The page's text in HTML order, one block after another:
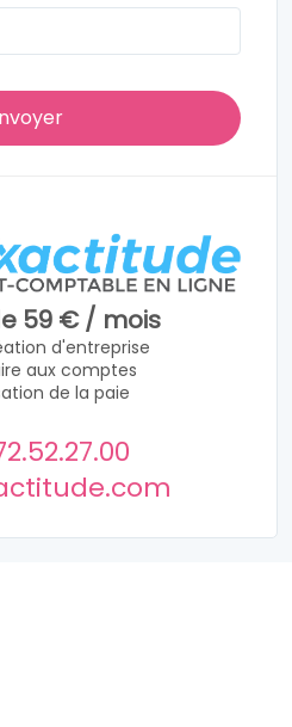
59 € / mois
d'entreprise
aux comptes
de la paie